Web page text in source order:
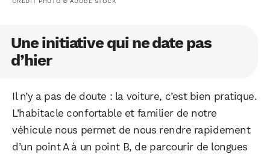
Une initiative qui ne date pas
d’hier
Il n’y a pas de doute : la voiture, c’est bien pratique.
L’habitacle confortable et familier de notre
véhicule nous permet de nous rendre rapidement
d’un point A à un point B, de parcourir de longues